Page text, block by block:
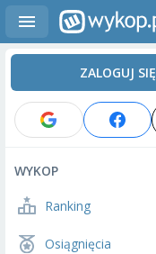
ZALOGUJ SIĘ
WYKOP
Ranking
Osiągnięcia